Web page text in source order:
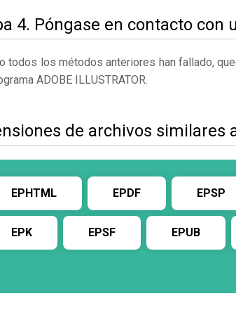
4. Póngase en contacto con
todos los métodos anteriores han fallado,
ADOBE ILLUSTRATOR.
de archivos similares
EPHTML EPDF EPSP
EPK EPSF EPUB